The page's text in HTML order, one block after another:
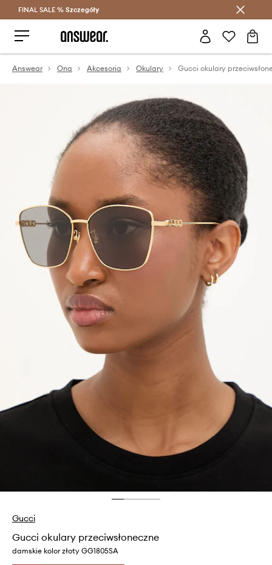
Oszczędzaj z Answear Club >
FINAL SALE % Szczegóły
Answear Ona Akcesoria Okulary Gucci okulary
Gucci
Gucci okulary przeciwsłoneczne
damskie kolor złoty GG1805SA